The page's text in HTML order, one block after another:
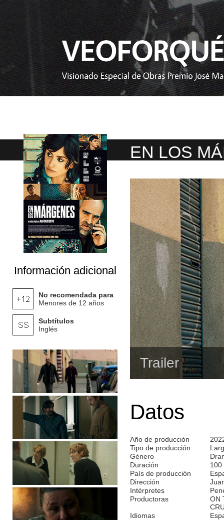
Información adicional
No recomendada para
Menores de 12 años
Subtítulos
Inglés
EN LOS
Trailer
Datos
Año de producción
Tipo de producción
Género
Duración
100
País de producción
Dirección
Intérpretes
Productoras
ON
Idiomas